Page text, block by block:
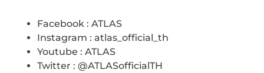
Facebook : ATLAS
Instagram : atlas_official_th
Youtube : ATLAS
Twitter : @ATLASofficialTH